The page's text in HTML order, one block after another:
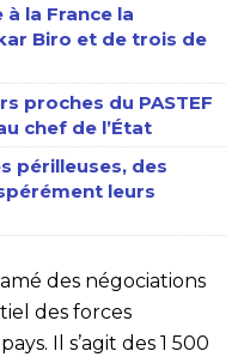
la France la
Biro et de trois de
proches du PASTEF
chef de l’État
périlleuses, des
leurs
des négociations
des forces
Il s’agit des 1 500